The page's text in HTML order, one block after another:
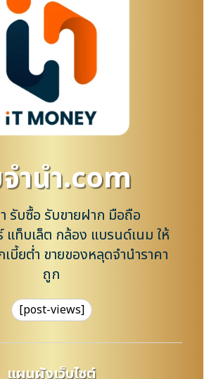
านํา.com
รับซื้อ รับขายฝาก มือถือ
แท็บเล็ต กล้อง แบรนด์เนม ให้
บี้ยต่ำ ขายของหลุดจำนำราคา
ถูก
[post-views]
แผนผังเว็บไซต์